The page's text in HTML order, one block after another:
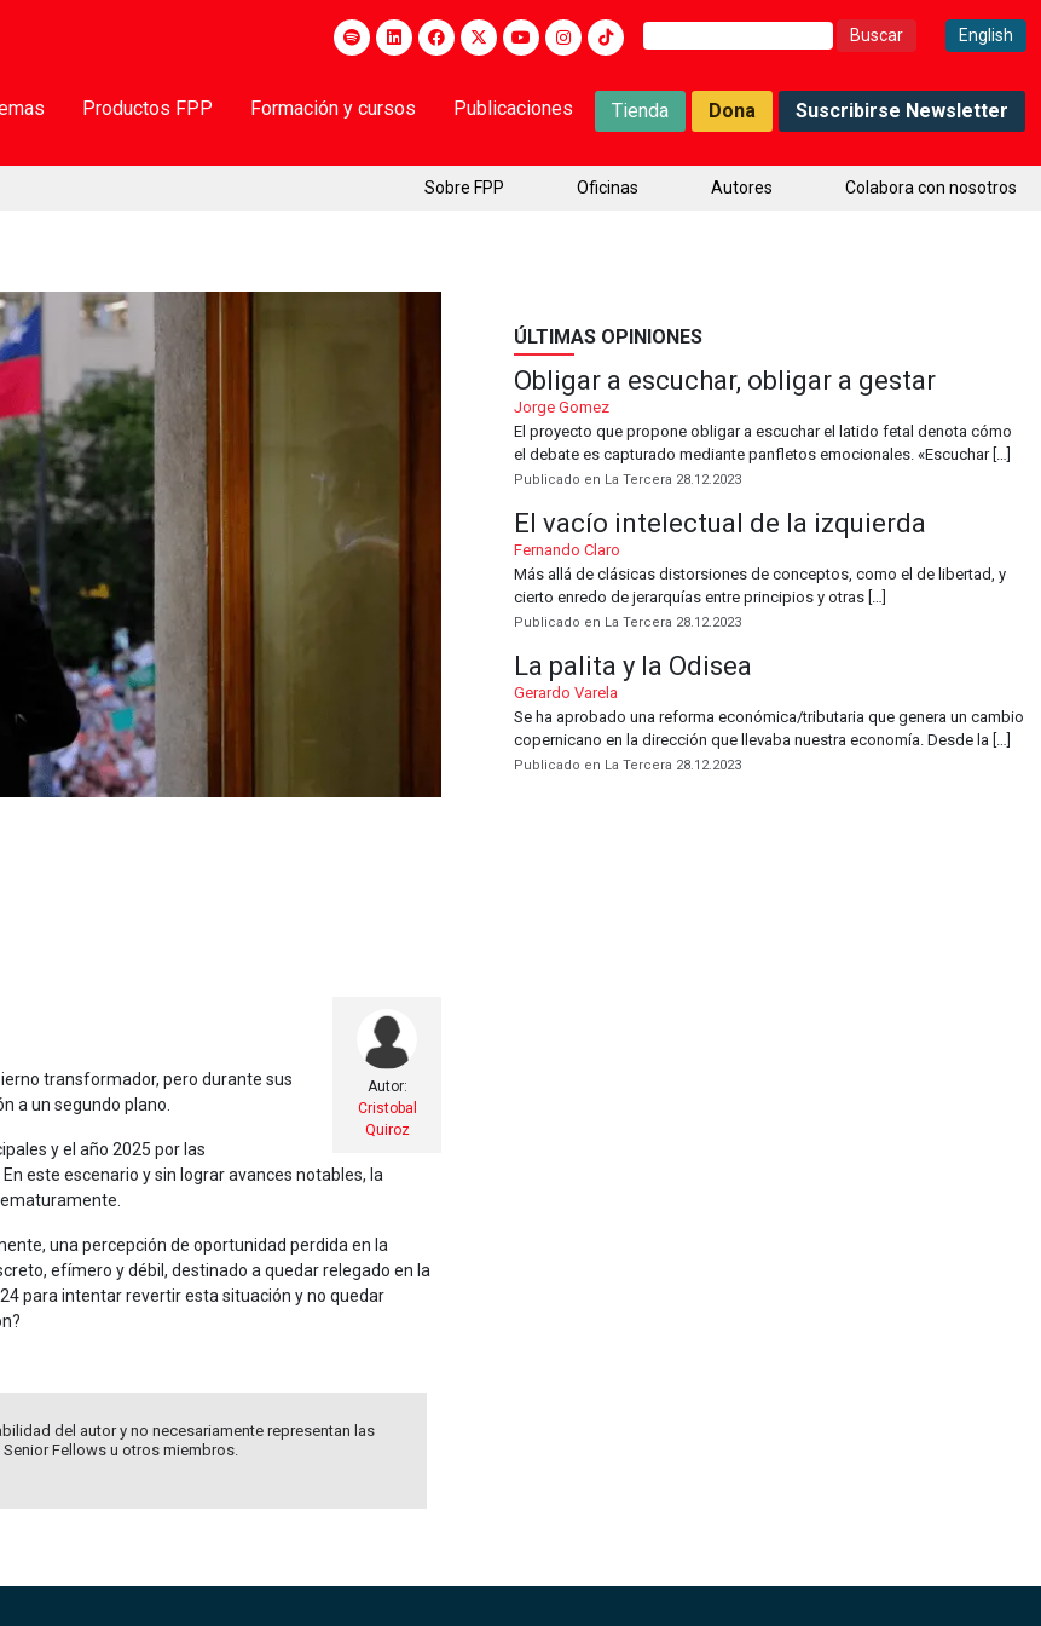
Buscar: English
Productos FPP Formación y cursos Publicaciones Tienda Dona Suscribirse Newsletter
Sobre FPP Oficinas Autores Colabora con nosotros
Autor:
Cristobal
Quiroz
transformador, pero durante sus
a un segundo plano.
y el año 2025 por las
este escenario y sin lograr avances notables, la
una percepción de oportunidad perdida en la
efímero y débil, destinado a quedar relegado en la
para intentar revertir esta situación y no quedar
del autor y no necesariamente representan las
Fellows u otros miembros.
ÚLTIMAS OPINIONES
Obligar a escuchar, obligar a gestar
Jorge Gomez
El proyecto que propone obligar a escuchar el latido fetal denota cómo
el debate es capturado mediante panfletos emocionales. «Escuchar […]
Publicado en La Tercera 28.12.2023
El vacío intelectual de la izquierda
Fernando Claro
Más allá de clásicas distorsiones de conceptos, como el de libertad, y
cierto enredo de jerarquías entre principios y otras […]
Publicado en La Tercera 28.12.2023
La palita y la Odisea
Gerardo Varela
Se ha aprobado una reforma económica/tributaria que genera un cambio
copernicano en la dirección que llevaba nuestra economía. Desde la […]
Publicado en La Tercera 28.12.2023